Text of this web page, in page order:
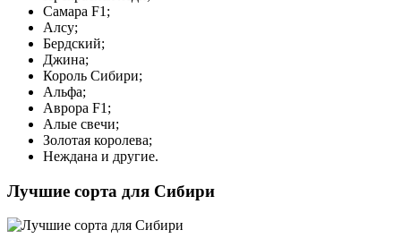
Самара F1;
Алсу;
Бердский;
Джина;
Король Сибири;
Альфа;
Аврора F1;
Алые свечи;
Золотая королева;
Неждана и другие.
Лучшие сорта для Сибири